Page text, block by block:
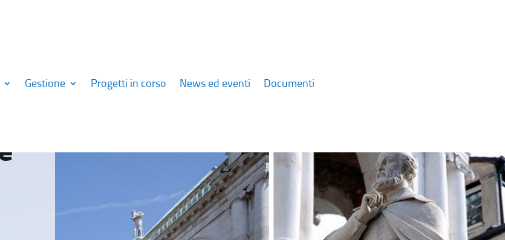
Gestione Progetti in corso News ed eventi Documenti